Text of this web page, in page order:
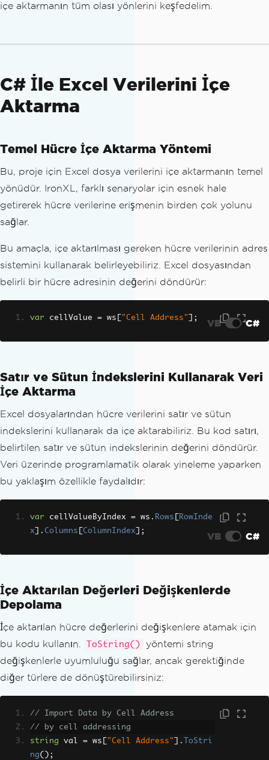
içe aktarmanın tüm olası yönlerini keşfedelim.
C# İle Excel Verilerini İçe
Aktarma
Temel Hücre İçe Aktarma Yöntemi
Bu, proje için Excel dosya verilerini içe aktarmanın temel
yönüdür. IronXL, farklı senaryolar için esnek hale
getirerek hücre verilerine erişmenin birden çok yolunu
sağlar.
Bu amaçla, içe aktarılması gereken hücre verilerinin adres
sistemini kullanarak belirleyebiliriz. Excel dosyasından
belirli bir hücre adresinin değerini döndürür:
var cellValue = ws "Cell Address" ]; VB C#
Satır ve Sütun İndekslerini Kullanarak Veri
İçe Aktarma
Excel dosyalarından hücre verilerini satır ve sütun
indekslerini kullanarak da içe aktarabiliriz. Bu kod satırı,
belirtilen satır ve sütun indekslerinin değerini döndürür.
Veri üzerinde programlamatik olarak yineleme yaparken
bu yaklaşım özellikle faydalıdır:
var cellValueByIndex = ws . Rows
RowInde
x ]. Columns ColumnIndex ]; VB C#
İçe Aktarılan Değerleri Değişkenlerde
Depolama
İçe aktarılan hücre değerlerini değişkenlere atamak için
bu kodu kullanın.
ToString()
yöntemi string
değişkenlerle uyumluluğu sağlar, ancak gerektiğinde
diğer türlere de dönüştürebilirsiniz:
// Import Data by Cell Address
// by cell addressing
string val = ws "Cell Address" ].
ToStri
ng();